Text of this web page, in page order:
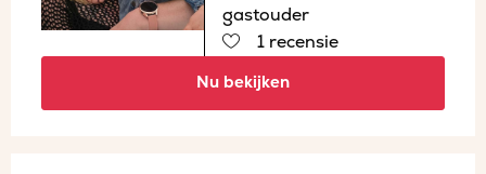
gastouder
1 recensie
Nu bekijken